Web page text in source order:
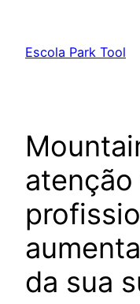
Escola Park Tool
atenção
da sua